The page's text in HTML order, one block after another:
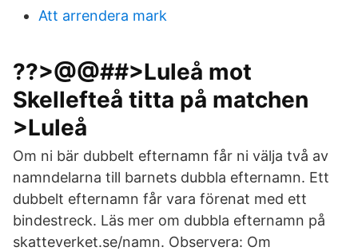
Att arrendera mark
??>@@##>Luleå mot
Skellefteå titta på matchen
>Luleå
Om ni bär dubbelt efternamn får ni välja två av
namndelarna till barnets dubbla efternamn. Ett
dubbelt efternamn får vara förenat med ett
bindestreck. Läs mer om dubbla efternamn på
skatteverket.se/namn. Observera: Om